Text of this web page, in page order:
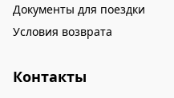
Документы для поездки
Условия возврата
Контакты